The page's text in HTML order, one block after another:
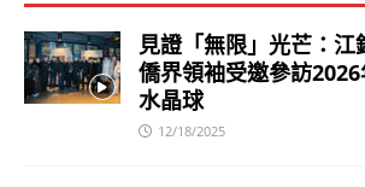
見證「無限」光芒：
僑界領袖受邀參訪
水晶球
12/18/2025